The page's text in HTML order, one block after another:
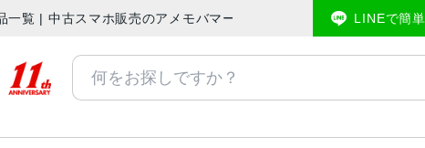
覧 | 中古スマホ販売のアメモバマーケット LINEで簡